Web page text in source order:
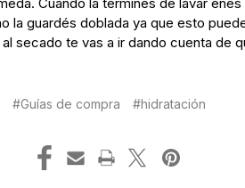
la guardés doblada ya que esto
secado te vas a ir dando cuenta de
#Guías de compra #hidratación